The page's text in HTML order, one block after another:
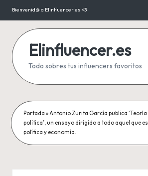
Saltar
contenido
Bienvenid@ a Elinfluencer.es <3
Elinfluencer.es
Todo sobres tus influencers favoritos
Portada »Antonio Zurita García publica ‘Teoría
política’, un ensayo dirigido a todo aquel que
política y economía.